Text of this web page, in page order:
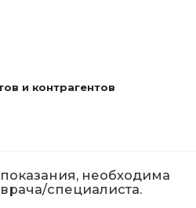
и контрагентов
необходима
специалиста.